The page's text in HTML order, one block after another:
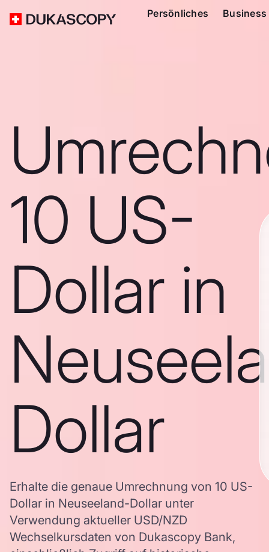
Persönliches Business
10 US-
Dollar in
Dollar
Erhalte die genaue Umrechnung von 10 US-
Dollar in Neuseeland-Dollar unter
Verwendung aktueller USD/NZD
Wechselkursdaten von Dukascopy Bank,